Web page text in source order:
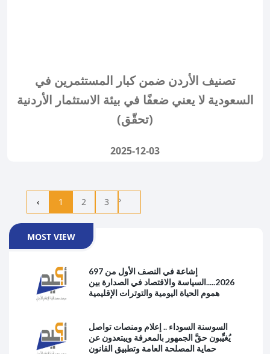
تصنيف الأردن ضمن كبار المستثمرين في
السعودية لا يعني ضعفًا في بيئة الاستثمار الأردنية
(تحقّق)
2025-12-03
‹ 1 2 3 ›
MOST VIEW
697 إشاعة في النصف الأول من
2026.....السياسة والاقتصاد في الصدارة بين
هموم الحياة اليومية والتوترات الإقليمية
السوسنة السوداء .. إعلام ومنصات تواصل
يُغيِّبون حقَّ الجمهور بالمعرفة ويبتعدون عن
حماية المصلحة العامة وتطبيق القانون